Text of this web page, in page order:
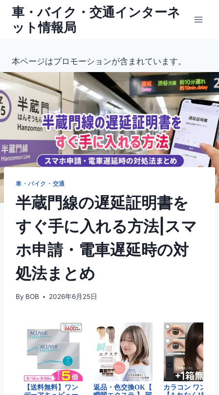
ッ
プ
車・バイク・交通インターネ
ット情報局
本ページはプロモーションが含まれています。
車・バイク・交通
半蔵門線の遅延証明書を
すぐ手に入れる方法|スマ
ホ申請・電車遅延時の対
処法まとめ
By BOB 2026年6月25日